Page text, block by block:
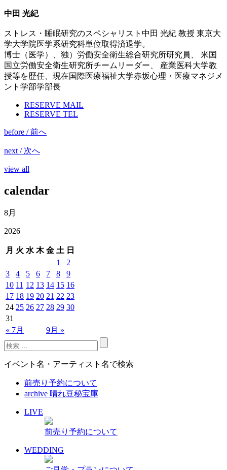
中田 光紀
ストレス・睡眠研究のスペシャリスト中田 光紀 教授 東京大
学大学院医学系研究科単位取得済退学。
博士（医学）、独）労働安全衛生総合研究所研究員、 米国
国立労働安全衛生研究所チームリーダー、 産業医科大学教
授等を歴任、現在国際医療福祉大学赤坂心理・医療マネジメ
ント学部学部長
RESERVE MAIL
RESERVE TEL
before / 前へ
next / 次へ
view all
calendar
8月
2026
月 火 水 木 金 土 日
« 7月 9月 »
1
2
3
4 5 6 7 8
9
10 11 12 13 14 15 16
17 18 19 20 21 22 23
24 25 26 27 28 29 30
31
イベント名・アーティスト名で検索
前売り予約について
archive 晴れ豆秘宝庫
LIVE
前売り予約について
WEDDING